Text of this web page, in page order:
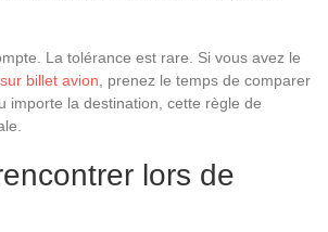
La tolérance est rare. Si vous avez le
billet avion , prenez le temps de comparer
importe la destination, cette règle de
lors de